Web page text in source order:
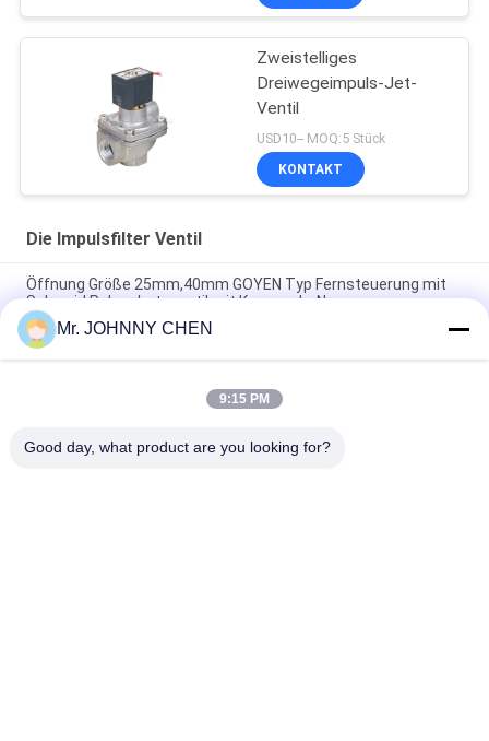
Zweistelliges
Dreiwegeimpuls-Jet-
Ventil
USD10-- MOQ:5 Stück
KONTAKT
Die Impulsfilter Ventil
Öffnung Größe 25mm,40mm GOYEN Typ Fernsteuerung mit
Solenoid Pulsschutzventil mit Kommode-Nuss
Flansch-Art Fern-Solenoid-Impuls-Jet-Ventil, rechtwinkliges
Pulskontrolle-Steuerventil
Goyen 0,6Mpa Inline-Diaphragma-betriebenes
Mr. JOHNNY CHEN
9:15 PM
Good day, what product are you looking for?